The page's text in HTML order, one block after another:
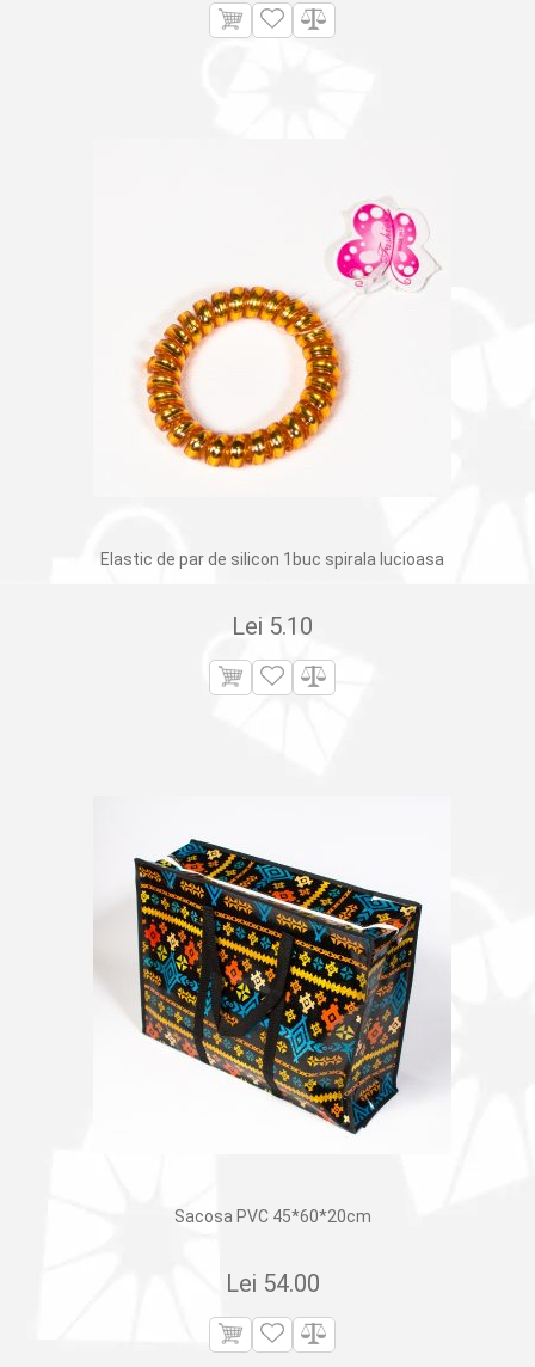
Elastic de par de silicon 1buc spirala lucioasa
Lei 5.10
Sacosa PVC 45*60*20cm
Lei 54.00